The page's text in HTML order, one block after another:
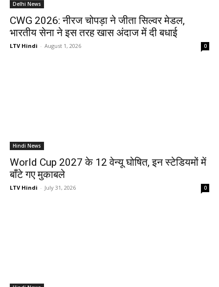
Delhi News
CWG 2026: नीरज चोपड़ा ने जीता सिल्वर मेडल,
भारतीय सेना ने इस तरह खास अंदाज में दी बधाई
LTV Hindi - August 1, 2026 0
Hindi News
World Cup 2027 के 12 वेन्यू घोषित, इन स्टेडियमों में
बाँटे गए मुकाबले
LTV Hindi - July 31, 2026 0